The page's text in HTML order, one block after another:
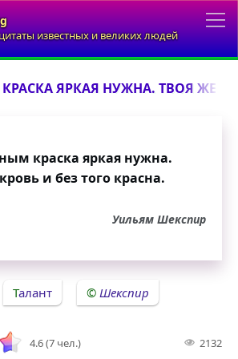
известных и великих людей
ЯРКАЯ НУЖНА. ТВОЯ ЖЕ
краска яркая нужна.
и без того красна.
Уильям Шекспир
Талант Шекспир
4.6 (7 чел.) 2132